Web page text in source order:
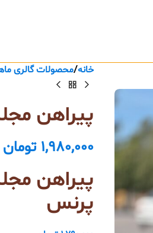
خانه محصولات گالری
پیراهن
1,980,000 تومان
پیراهن
پرنس